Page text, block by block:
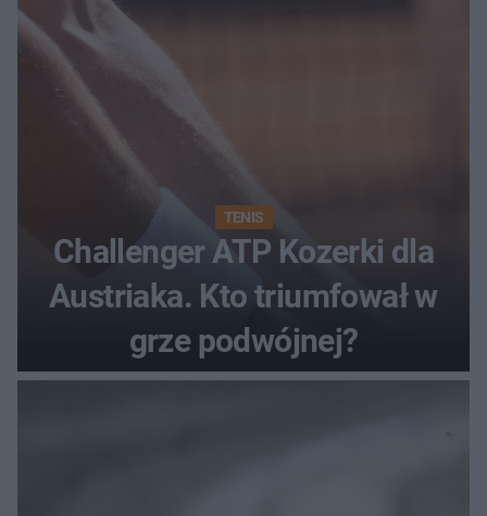
TENIS
Challenger ATP Kozerki dla
Austriaka. Kto triumfował w
grze podwójnej?